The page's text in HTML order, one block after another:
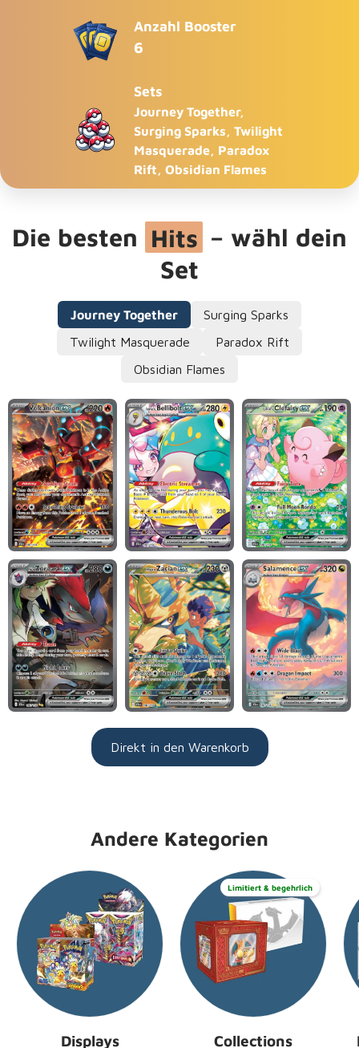
Anzahl Booster
6
Sets
Journey Together,
Surging Sparks, Twilight
Masquerade, Paradox
Rift, Obsidian Flames
Die besten Hits – wähl dein
Set
Journey Together
Surging Sparks
Twilight Masquerade
Paradox Rift
Obsidian Flames
Direkt in den Warenkorb
Andere Kategorien
Displays
Limitiert & begehrlich
Collections